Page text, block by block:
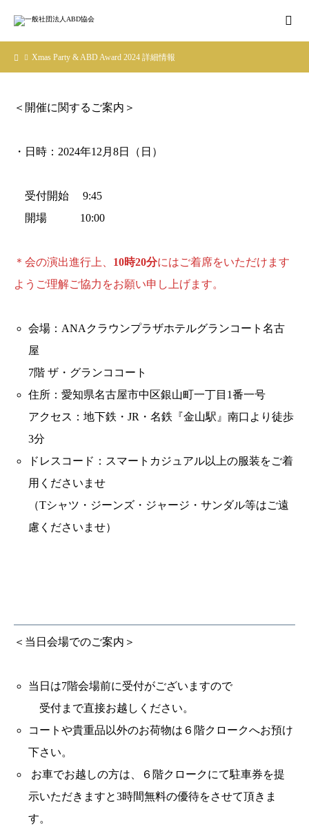
Xmas Party & ABD Award 2024 詳細情報
＜開催に関するご案内＞
・日時：2024年12月8日（日）
受付開始 9:45
開場 10:00
＊会の演出進行上、 10時20分にはご着席をいただけます
ようご理解ご協力をお願い申し上げます。
会場：ANAクラウンプラザホテルグランコート名古
屋
7階 ザ・グランココート
住所：愛知県名古屋市中区銀山町一丁目1番一号
アクセス：地下鉄・JR・名鉄『金山駅』南口より徒歩
3分
ドレスコード：スマートカジュアル以上の服装をご着
用くださいませ
（Tシャツ・ジーンズ・ジャージ・サンダル等はご遠
慮くださいませ）
＜当日会場でのご案内＞
当日は7階会場前に受付がございますので
受付まで直接お越しください。
コートや貴重品以外のお荷物は６階クロークへお預け
下さい。
お車でお越しの方は、６階クロークにて駐車券を提
示いただきますと3時間無料の優待をさせて頂きま
す。